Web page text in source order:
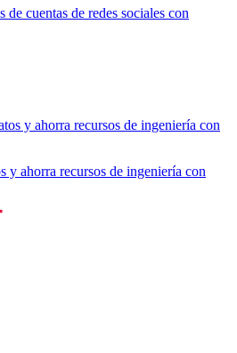
cuentas de redes sociales con
y ahorra recursos de ingeniería con